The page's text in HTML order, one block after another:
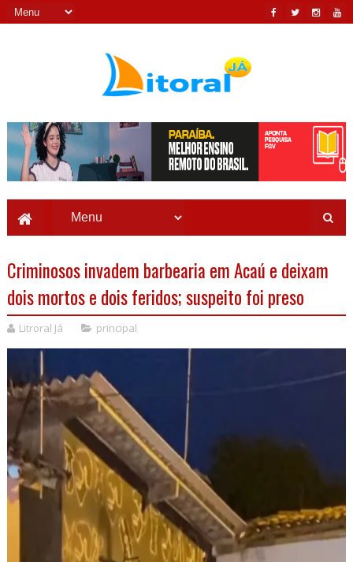
Criminosos invadem barbearia em Acaú e deixam
dois mortos e dois feridos; suspeito foi preso
Litroral Já principal